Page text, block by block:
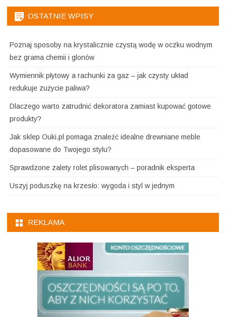
OSTATNIE WPISY
Poznaj sposoby na krystalicznie czystą wodę w oczku wodnym
bez grama chemii i glonów
Wymiennik płytowy a rachunki za gaz – jak czysty układ
redukuje zużycie paliwa?
Dlaczego warto zatrudnić dekoratora zamiast kupować gotowe
produkty?
Jak sklep Ouki.pl pomaga znaleźć idealne drewniane meble
dopasowane do Twojego stylu?
Sprawdzone zalety rolet plisowanych – poradnik eksperta
Uszyj poduszkę na krzesło: wygoda i styl w jednym
REKLAMA